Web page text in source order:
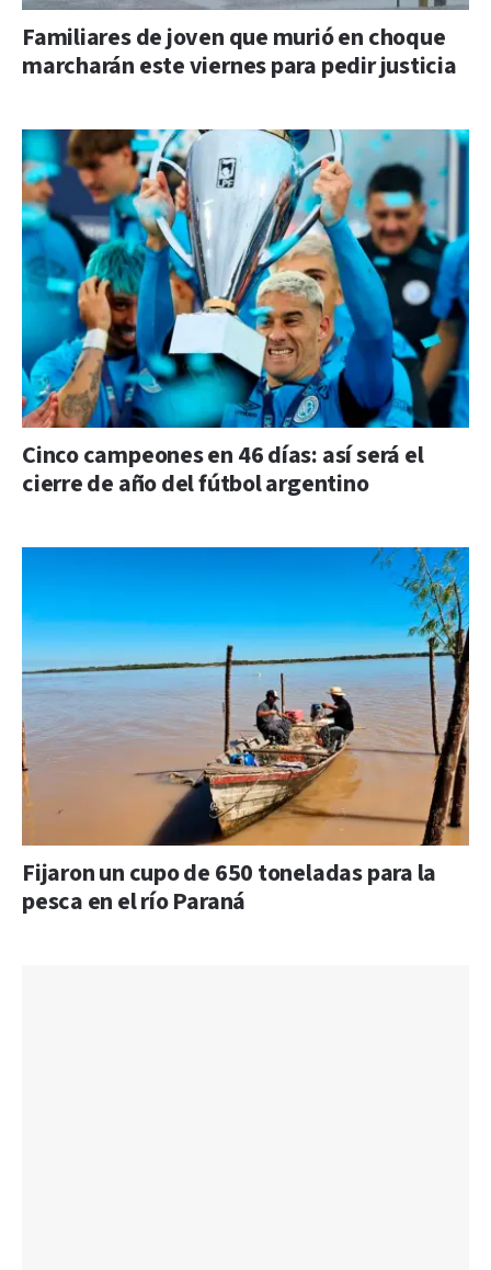
Familiares de joven que murió en choque
marcharán este viernes para pedir justicia
Cinco campeones en 46 días: así será el
cierre de año del fútbol argentino
Fijaron un cupo de 650 toneladas para la
pesca en el río Paraná